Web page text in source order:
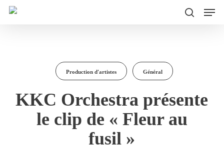
Skip
Production d'artistes Général
KKC Orchestra présente
le clip de « Fleur au
fusil »